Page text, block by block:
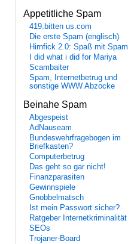
Appetitliche Spam
419.bitten us.com
Die erste Spam (englisch)
Hirnfick 2.0: Spaß mit Spam
I did what i did for Mariya
Scambaiter
Spam, Internetbetrug und
sonstige WWW Abzocke
Beinahe Spam
Abgespeist
AdNauseam
Bundeswehrfragebogen im
Briefkasten?
Computerbetrug
Das geht so gar nicht!
Finanzparasiten
Gewinnspiele
Gnobbelmatsch
Ist mein Passwort sicher?
Ratgeber Internetkriminalität
SEOs
Trojaner-Board